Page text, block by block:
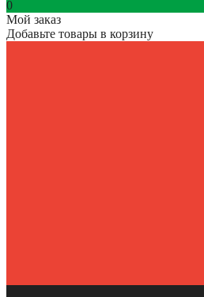
0
Мой заказ
Добавьте товары в корзину